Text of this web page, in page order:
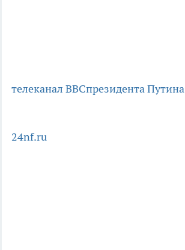
телеканал BBCпрезидента Путина
24nf.ru